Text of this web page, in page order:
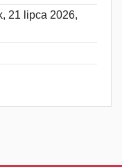
21 lipca 2026,